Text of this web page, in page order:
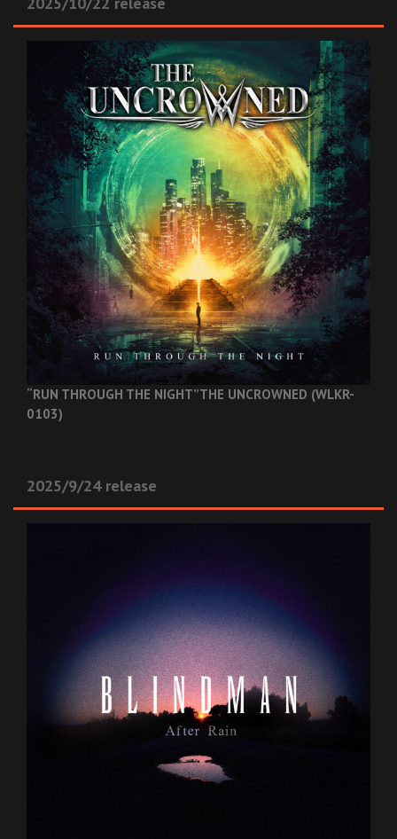
“RUN THROUGH THE NIGHT”THE UNCROWNED (WLKR-
0103)
2025/9/24 release